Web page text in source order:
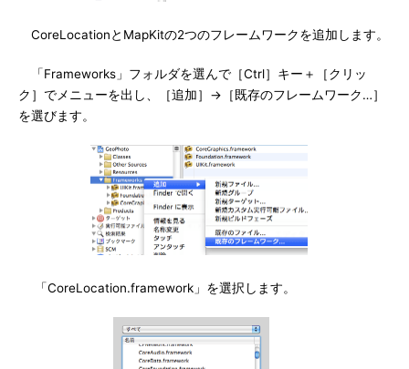
CoreLocationとMapKitの2つのフレームワークを追加します。
「Frameworks」フォルダを選んで［Ctrl］キー＋［クリッ
ク］でメニューを出し、［追加］→［既存のフレームワーク…］
を選びます。
「CoreLocation.framework」を選択します。